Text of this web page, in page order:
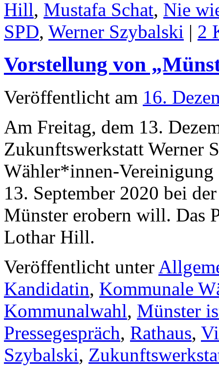
Hill, Mustafa Schat, Nie
SPD, Werner Szybalski | 2
Vorstellung von
Veröffentlicht am 16.
Am Freitag, dem 13.
Zukunftswerkstatt Werner
Wähler*innen-
13. September 2020 bei
Münster erobern will. Das
Lothar Hill.
Veröffentlicht unter
Kandidatin, Kommunale
Kommunalwahl, Münster
Pressegespräch, Rathaus,
Szybalski,